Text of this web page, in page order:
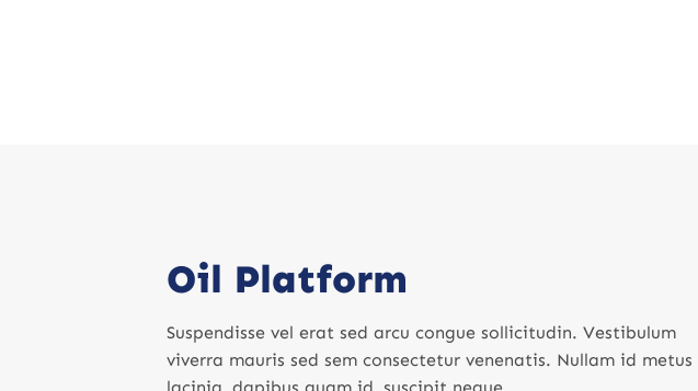
Oil Platform
Suspendisse vel erat sed arcu congue sollicitudin. Vestibulum
viverra mauris sed sem consectetur venenatis. Nullam id metus